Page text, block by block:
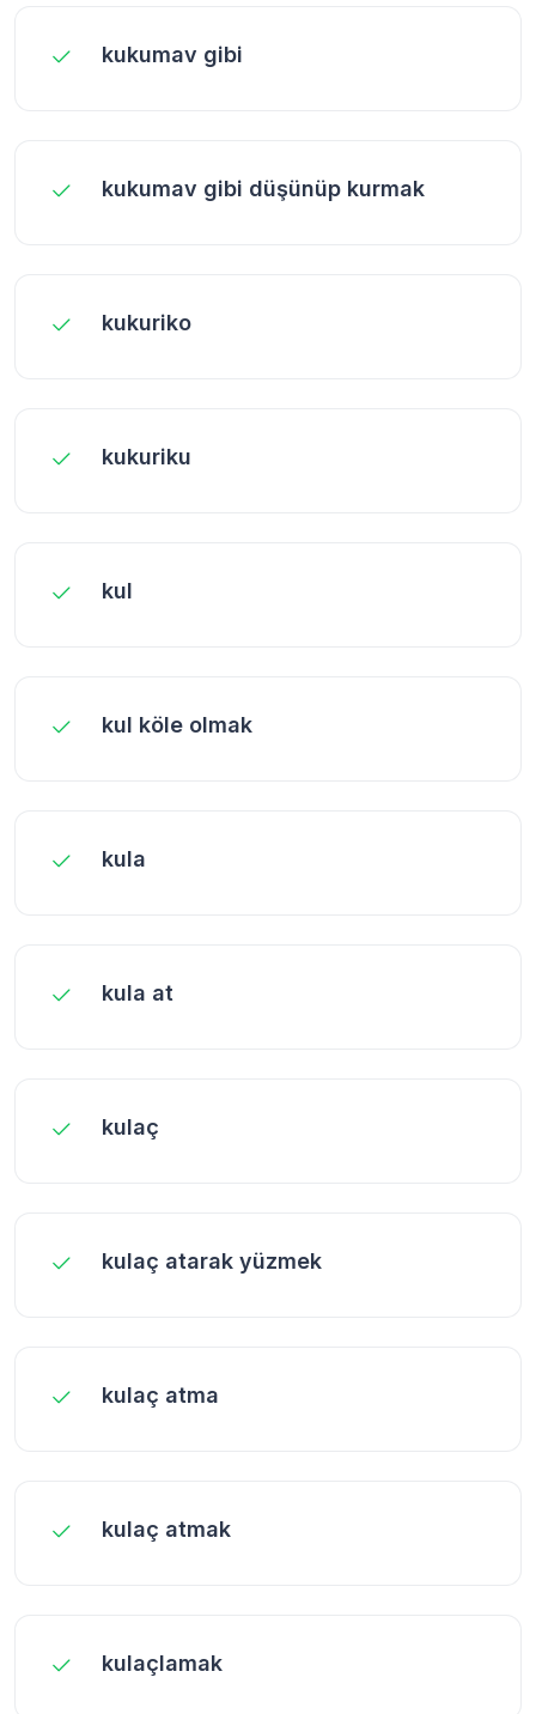
kukumav gibi
kukumav gibi düşünüp kurmak
kukuriko
kukuriku
kul
kul köle olmak
kula
kula at
kulaç
kulaç atarak yüzmek
kulaç atma
kulaç atmak
kulaçlamak